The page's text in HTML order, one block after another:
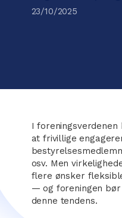
23/10/2025
I
at frivillige
osv. Men
flere ønsker
— og foreningen
denne tendens.